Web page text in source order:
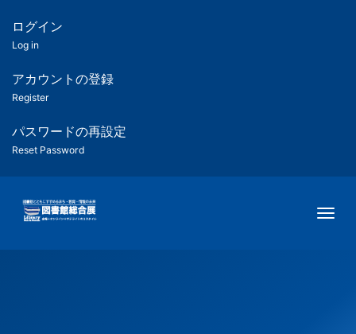
ツ
匿
名
ユ
ー
ー
用
メ
ログイン
Log in
アカウントの登録
Register
パスワードの再設定
Reset Password